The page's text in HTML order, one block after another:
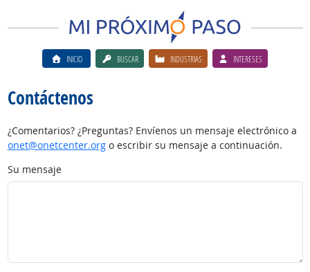
INICIO BUSCAR INDUSTRIAS INTERESES
Contáctenos
¿Comentarios? ¿Preguntas? Envíenos un mensaje electrónico a
onet@onetcenter.orgo escribir su mensaje a continuación.
Su mensaje